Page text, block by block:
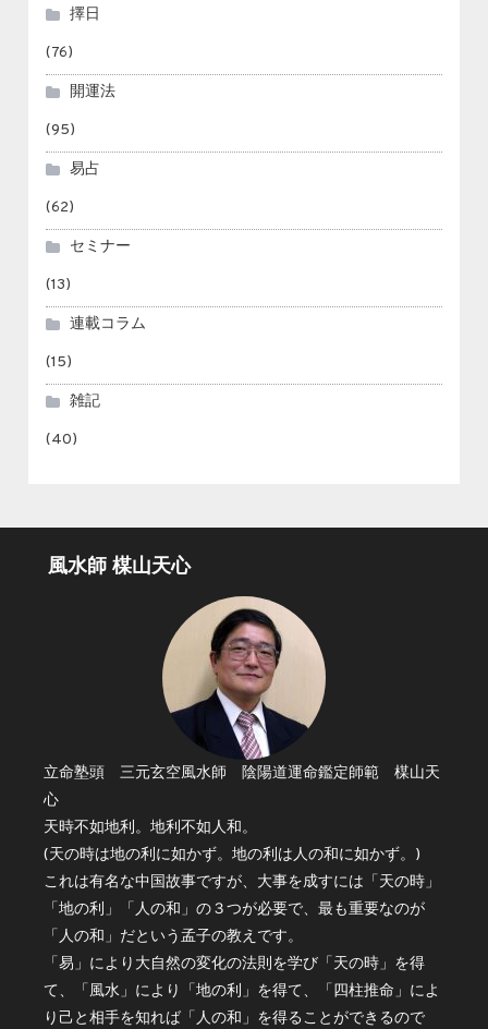
擇日
(76)
開運法
(95)
易占
(62)
セミナー
(13)
連載コラム
(15)
雑記
(40)
風水師 楳山天心
立命塾頭 三元玄空風水師 陰陽道運命鑑定師範 楳山天
心
天時不如地利。地利不如人和。
(天の時は地の利に如かず。地の利は人の和に如かず。)
これは有名な中国故事ですが、大事を成すには「天の時」
「地の利」「人の和」の３つが必要で、最も重要なのが
「人の和」だという孟子の教えです。
「易」により大自然の変化の法則を学び「天の時」を得
て、「風水」により「地の利」を得て、「四柱推命」によ
り己と相手を知れば「人の和」を得ることができるので